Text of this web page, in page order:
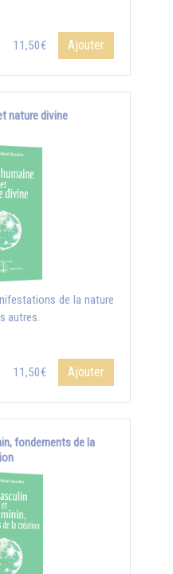
11,50€ Ajouter
nature divine
de la nature
autres.
11,50€ Ajouter
fondements de la